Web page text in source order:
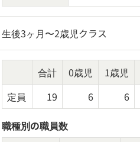
生後3ヶ月〜2歳児クラス
合計 0歳児 1歳児
定員
19 6 6
職種別の職員数